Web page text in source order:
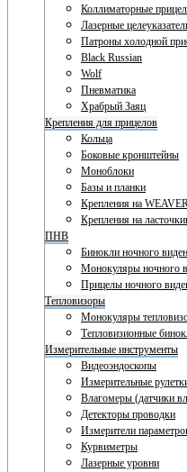
Коллиматорные
Лазерные
Патроны холодной
Black Russian
Wolf
Пневматика
Храбрый Заяц
Крепления для прицелов
Кольца
Боковые кронштейны
Моноблоки
Базы и планки
Крепления на
Крепления на
ПНВ
Бинокли ночного
Монокуляры ночного
Прицелы ночного
Тепловизоры
Монокуляры
Тепловизионные
Измерительные инструменты
Видеоэндоскопы
Измерительные
Влагомеры (датчики
Детекторы проводки
Измерители
Курвиметры
Лазерные уровни